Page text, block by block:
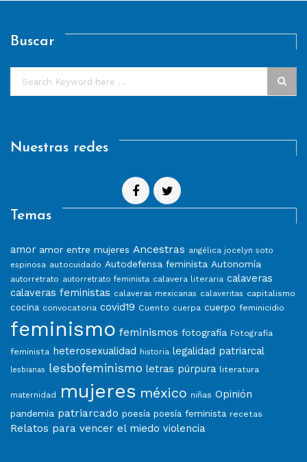
Buscar
Nuestras redes
Temas
amor amor entre mujeres Ancestras angélica jocelyn soto
espinosa autocuidado Autodefensa feminista Autonomía
autorretrato autorretrato feminista calavera literaria calaveras
calaveras feministas calaveras mexicanas calaveritas capitalismo
cocina convocatoria covid19 Cuento cuerpa cuerpo feminicidio
feminismo feminismos fotografía Fotografía
feminista heterosexualidad historia legalidad patriarcal
lesbianas lesbofeminismo letras púrpura literatura
maternidad mujeres méxico niñas Opinión
pandemia patriarcado poesía poesía feminista recetas
Relatos para vencer el miedo violencia